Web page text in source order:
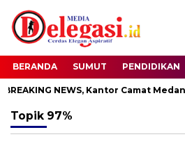
BERANDA SUMUT PENDIDIKAN
NEWS, Kantor Camat
Topik 97%